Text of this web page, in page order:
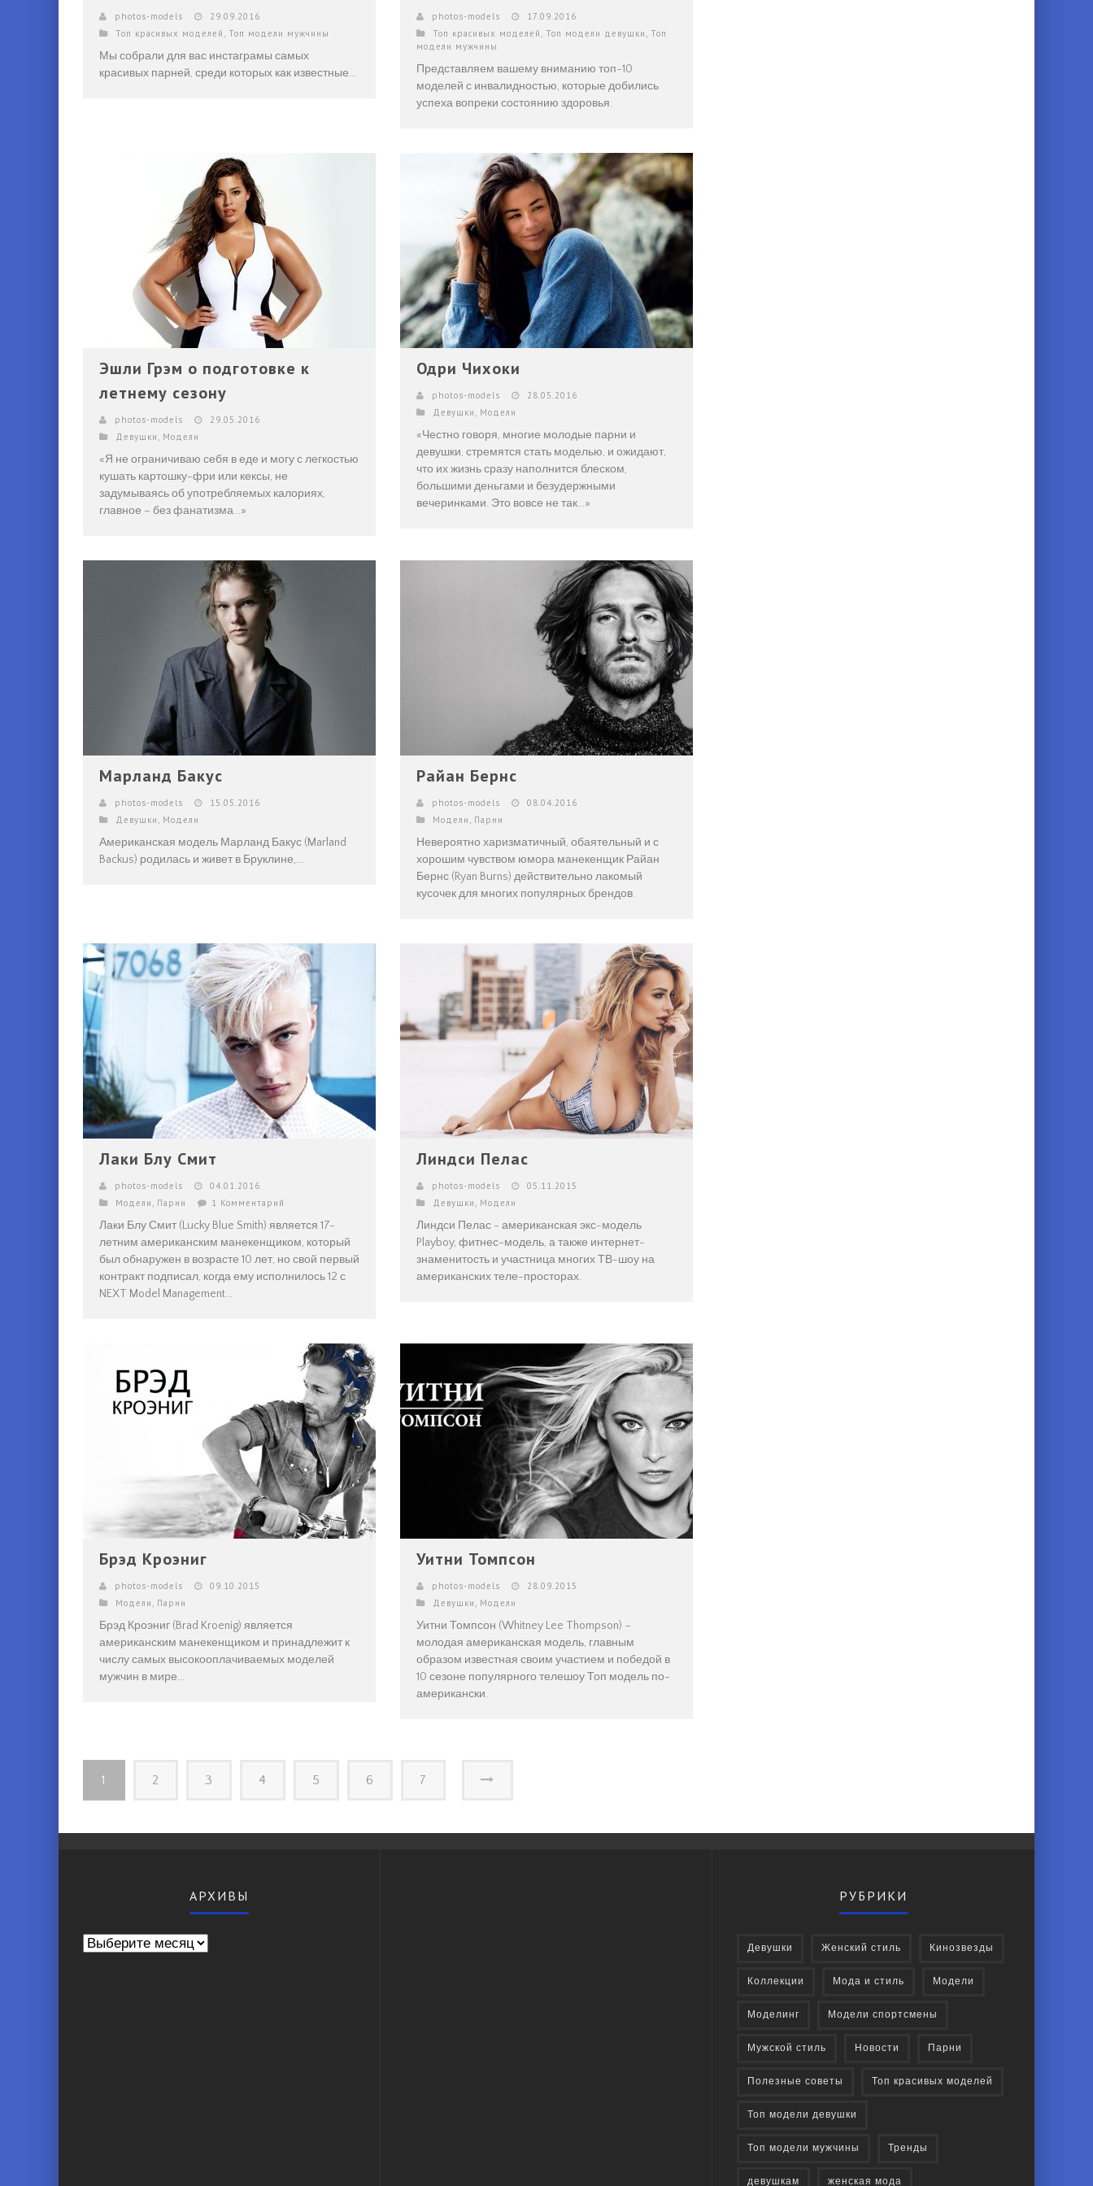
photos-models
29.09.2016
Топ красивых моделей , Топ модели мужчины
Мы собрали для вас инстаграмы самых
красивых парней, среди которых как известные...
photos-models
17.09.2016
Топ красивых моделей , Топ модели девушки , Топ
модели мужчины
Представляем вашему вниманию топ-10
моделей с инвалидностью, которые добились
успеха вопреки состоянию здоровья.
Эшли Грэм о подготовке к
летнему сезону
photos-models
29.05.2016
Девушки , Модели
«Я не ограничиваю себя в еде и могу с легкостью
кушать картошку-фри или кексы, не
задумываясь об употребляемых калориях,
главное – без фанатизма...»
Одри Чихоки
photos-models
28.05.2016
Девушки , Модели
«Честно говоря, многие молодые парни и
девушки, стремятся стать моделью, и ожидают,
что их жизнь сразу наполнится блеском,
большими деньгами и безудержными
вечеринками. Это вовсе не так...»
Марланд Бакус
photos-models
15.05.2016
Девушки , Модели
Американская модель Марланд Бакус (Marland
Backus) родилась и живет в Бруклине,...
Райан Бернс
photos-models
08.04.2016
Модели , Парни
Невероятно харизматичный, обаятельный и с
хорошим чувством юмора манекенщик Райан
Бернс (Ryan Burns) действительно лакомый
кусочек для многих популярных брендов.
Лаки Блу Смит
photos-models
04.01.2016
Модели , Парни 1 Комментарий
Лаки Блу Смит (Lucky Blue Smith) является 17-
летним американским манекенщиком, который
был обнаружен в возрасте 10 лет, но свой первый
контракт подписал, когда ему исполнилось 12 с
NEXT Model Management...
Линдси Пелас
photos-models
05.11.2015
Девушки , Модели
Линдси Пелас - американская экс-модель
Playboy, фитнес-модель, а также интернет-
знаменитость и участница многих ТВ-шоу на
американских теле-просторах.
Брэд Кроэниг
photos-models
09.10.2015
Модели , Парни
Брэд Кроэниг (Brad Kroenig) является
американским манекенщиком и принадлежит к
числу самых высокооплачиваемых моделей
мужчин в мире...
Уитни Томпсон
photos-models
28.09.2015
Девушки , Модели
Уитни Томпсон (Whitney Lee Thompson) –
молодая американская модель, главным
образом известная своим участием и победой в
10 сезоне популярного телешоу Топ модель по-
американски.
1 2 3 4 5 6 7
АРХИВЫ
Архивы
РУБРИКИ
Девушки Женский стиль Кинозвезды
Коллекции Мода и стиль Модели
Моделинг Модели спортсмены
Мужской стиль Новости Парни
Полезные советы Топ красивых моделей
Топ модели девушки
Топ модели мужчины Тренды
девушкам женская мода